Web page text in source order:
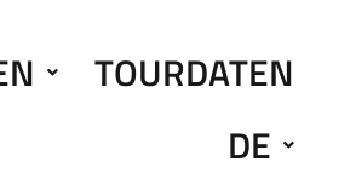
TOURDATEN
DE